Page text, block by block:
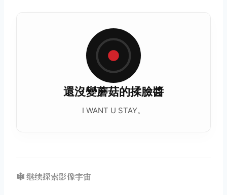
還沒變蘑菇的揉臉醬
I WANT U STAY。
🕸️ 继续探索影像宇宙